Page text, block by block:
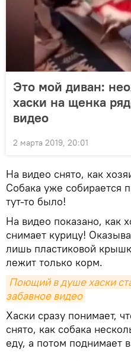
Это мой диван:
хаски на щенка
видео
2 марта 2019, 20:01
На видео снято, как
Собака уже собирается
тут-то было!
На видео показано, как
снимает курицу!
лишь пластиковой
лежит только корм.
Поющий в душе хаски
забавное видео
Хаски сразу понимает,
снято, как собака
еду, а потом поднимает